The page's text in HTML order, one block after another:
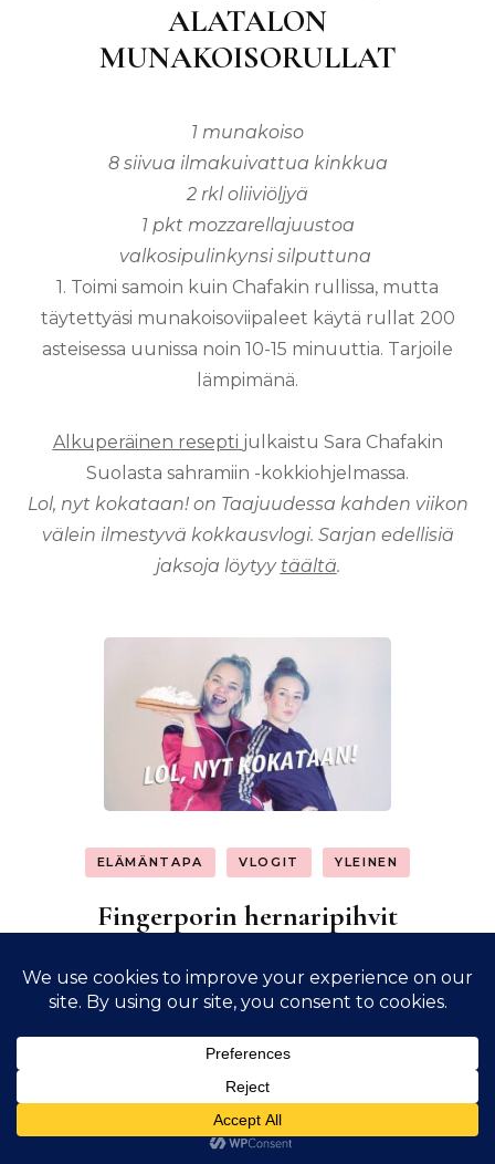
ALATALON
MUNAKOISORULLAT
1 munakoiso
8 siivua ilmakuivattua kinkkua
2 rkl oliiviöljyä
1 pkt mozzarellajuustoa
valkosipulinkynsi silputtuna
1. Toimi samoin kuin Chafakin rullissa, mutta
täytettyäsi munakoisoviipaleet käytä rullat 200
asteisessa uunissa noin 10-15 minuuttia. Tarjoile
lämpimänä.
Alkuperäinen resepti julkaistu Sara Chafakin
Suolasta sahramiin -kokkiohjelmassa.
Lol, nyt kokataan! on Taajuudessa kahden viikon
välein ilmestyvä kokkausvlogi. Sarjan edellisiä
jaksoja löytyy täältä.
ELÄMÄNTAPA VLOGIT YLEINEN
Fingerporin hernaripihvit
Lol, nyt kokataan! -vlogin kuudennessa osassa
haasteekseen supisuomalaisen perinneruuan ja
Lähi-idän herkun yhdistämisen. Lopputuloksena
syntyvät maukkaat hernekeitto-falafelpihvit
Fingerporin tapaan.